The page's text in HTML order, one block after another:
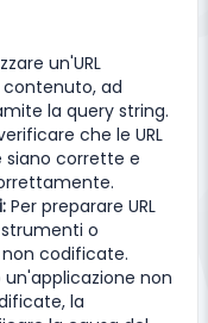
un'URL
ad
la query string.
che le URL
siano corrette e
Per preparare URL
o
non codificate.
un'applicazione non
la